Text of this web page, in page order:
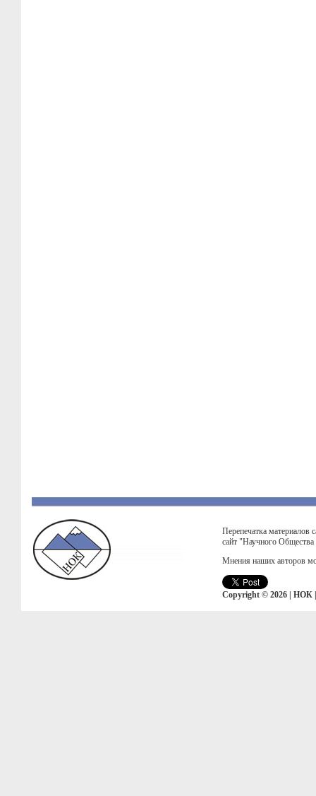
Перепечатка материалов
сайт "Научного
Мнения наших авторов
Copyright © 2026 | НОК